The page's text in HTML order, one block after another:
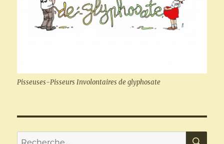
Pisseuses-Pisseurs Involontaires de glyphosate
Recherche